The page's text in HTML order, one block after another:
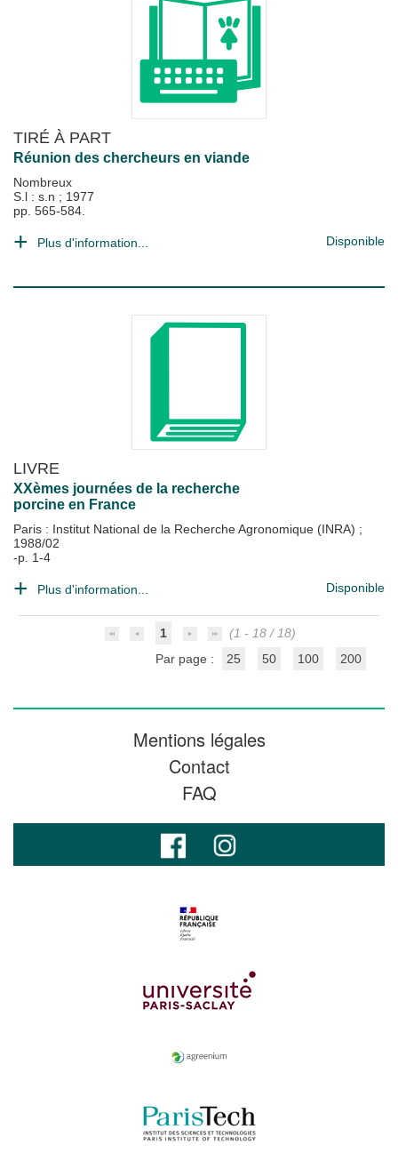
TIRÉ À PART
Réunion des chercheurs en viande
Nombreux
S.l : s.n ; 1977
pp. 565-584.
Plus d'information... Disponible
LIVRE
XXèmes journées de la recherche
porcine en France
Paris : Institut National de la Recherche Agronomique (INRA) ;
1988/02
-p. 1-4
Plus d'information... Disponible
1
(1 - 18 / 18)
Par page :
25 50 100 200
Mentions légales
Contact
FAQ